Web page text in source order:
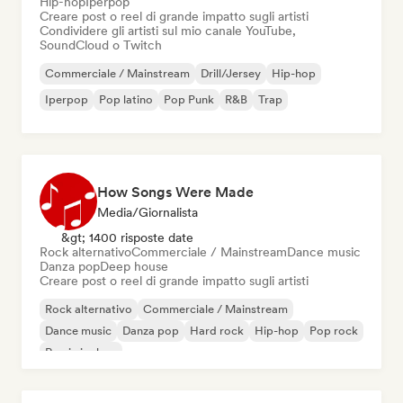
Creare post o reel di grande impatto sugli artisti
Condividere gli artisti sul mio canale YouTube,
SoundCloud o Twitch
Commerciale / Mainstream Drill/Jersey
Hip-hop
Iperpop
Pop latino Pop Punk R&B Trap
How Songs Were Made
Media/Giornalista
&gt; 1400 risposte date
Rock alternativoCommerciale / MainstreamDance music
Danza popDeep house
Creare post o reel di grande impatto sugli artisti
Rock alternativo
Commerciale / Mainstream
Dance music
Danza pop Hard rock Hip-hop
Pop rock
Rap in inglese